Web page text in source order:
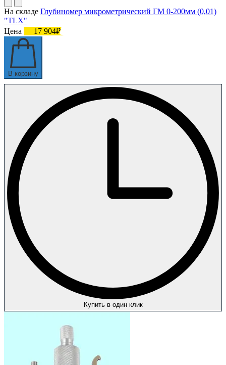
На складе Глубиномер микрометрический ГМ 0-200мм (0,01)
"TLX"
Цена
17 904₽
В корзину
Купить в один клик